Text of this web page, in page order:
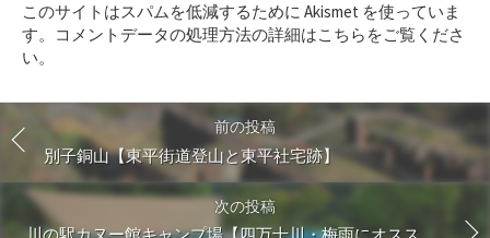
す
る
このサイトはスパムを低減するために Akismet を使っていま
す。
コメントデータの処理方法の詳細はこちらをご覧くださ
い。
前の投稿
別子銅山【東平街道登山と東平社宅跡】
次の投稿